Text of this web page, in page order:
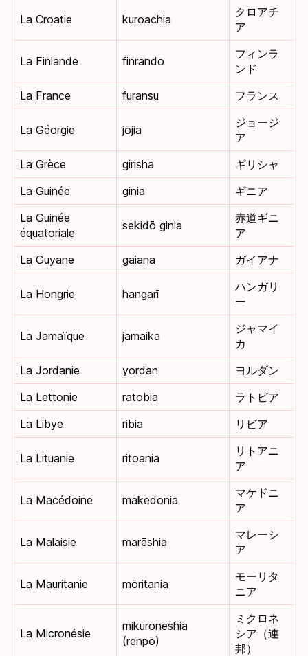
La Croatie kuroachia
クロアチ
ア
La Finlande finrando
フィンラ
ンド
La France
furansu フランス
La Géorgie jōjia
ジョージ
ア
La Grèce
girisha
ギリシャ
La Guinée
ginia
ギニア
La Guinée
équatoriale
sekidō ginia
赤道ギニ
ア
La Guyane
gaiana ガイアナ
La Hongrie hangarī
ハンガリ
ー
La Jamaïque jamaika
ジャマイ
カ
La Jordanie
yordan
ヨルダン
La Lettonie
ratobia
ラトビア
La Libye
ribia リビア
La Lituanie ritoania
リトアニ
ア
La Macédoine makedonia
マケドニ
ア
La Malaisie marēshia
マレーシ
ア
La Mauritanie mōritania
モーリタ
ニア
La Micronésie
mikuroneshia
(renpō)
ミクロネ
シア（連
邦）